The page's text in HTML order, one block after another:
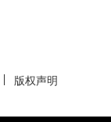
版权声明